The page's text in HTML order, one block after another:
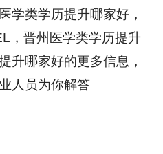
学类学历提升哪家好，
，晋州医学类学历提升
升哪家好的更多信息，
人员为你解答